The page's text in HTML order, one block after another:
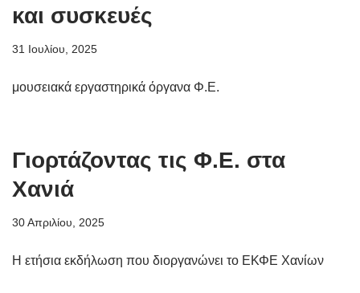
και συσκευές
31 Ιουλίου, 2025
μουσειακά εργαστηρικά όργανα Φ.Ε.
Γιορτάζοντας τις Φ.Ε. στα
Χανιά
30 Απριλίου, 2025
Η ετήσια εκδήλωση που διοργανώνει το ΕΚΦΕ Χανίων